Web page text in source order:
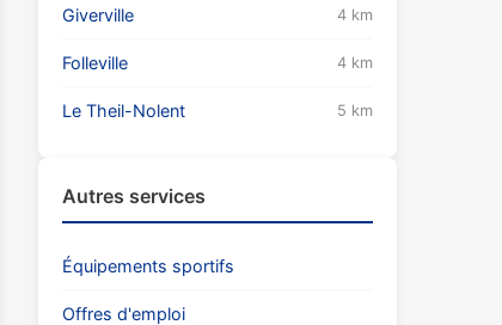
Giverville 4 km
Folleville 4 km
Le Theil-Nolent 5 km
Autres services
Équipements sportifs
Offres d'emploi